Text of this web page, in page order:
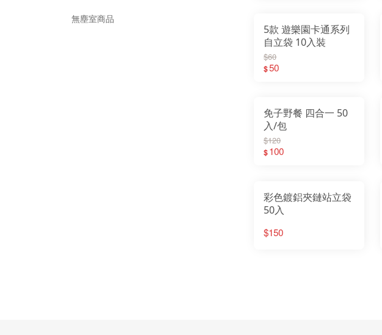
5款 遊樂園卡通系列
自立袋 10入裝
$60
$50
免子野餐 四合一 50
入/包
$120
$100
彩色鍍鋁夾鏈站立袋
50入
$150
無塵室商品